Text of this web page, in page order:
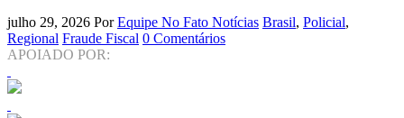
julho 29, 2026 Por Equipe No Fato Notícias Brasil, Policial,
Regional Fraude Fiscal 0 Comentários
APOIADO POR: